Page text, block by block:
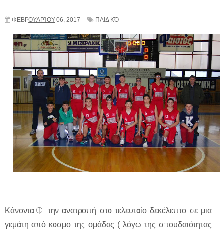
ΦΕΒΡΟΥΑΡΊΟΥ 06, 2017 ΠΑΙΔΙΚΌ
Κάνοντα⏂ την ανατροπή στο τελευταίο δεκάλεπτο σε μια
γεμάτη από κόσμο της ομάδας ( λόγω της σπουδαιότητας